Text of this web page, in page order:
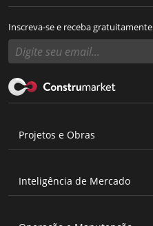
Inscreva-se e receba gratuitamente
Projetos e Obras
Inteligência de Mercado